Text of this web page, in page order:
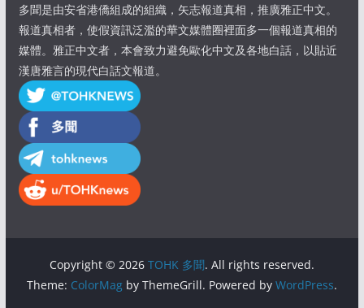
多聞是由安省港僑組成的組織，矢志報道真相，推廣雅正中文。
報道真相者，使假資訊泛濫的華文媒體圈裡面多一個報道真相的
媒體。雅正中文者，本會致力避免歐化中文及各地白話，以貼近
漢唐雅言的現代白話文報道。
Copyright © 2026 TOHK 多聞. All rights reserved.
Theme: ColorMagby ThemeGrill. Powered by WordPress.